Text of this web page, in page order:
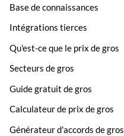
Base de connaissances
Intégrations tierces
Qu'est-ce que le prix de gros
Secteurs de gros
Guide gratuit de gros
Calculateur de prix de gros
Générateur d'accords de gros